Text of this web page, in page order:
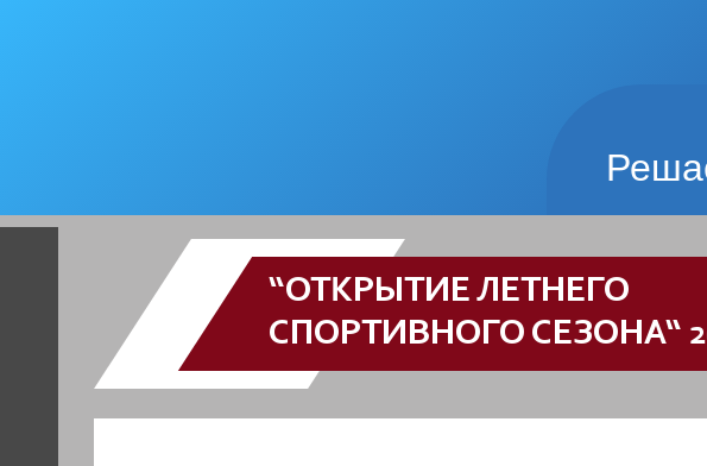
“ОТКРЫТИЕ ЛЕТНЕГО
СПОРТИВНОГО СЕЗОНА“